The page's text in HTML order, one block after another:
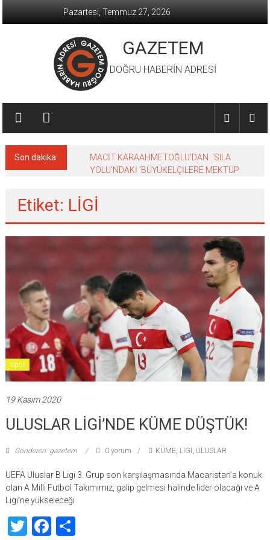
Pazartesi, Temmuz 27, 2026
GAZETEM
DOĞRU HABERİN ADRESİ
Son dakika:
MACİT KARAAHMETOĞLU’DAN ‘SILA
YOLU’NDAKİ ’BÜYÜKELÇİLERE MEKTUP
Etiket: LİGİ
Spor
19 Kasım 2020
ULUSLAR LİGİ’NDE KÜME DÜŞTÜK!
Gönderen: gazetem 0 yorum KÜME, LİGİ, ULUSLAR
UEFA Uluslar B Ligi 3. Grup son karşılaşmasında Macaristan’a konuk
olan A Milli Futbol Takımımız, galip gelmesi halinde lider olacağı ve A
Ligi’ne yükseleceği
TwitterFacebook
Share